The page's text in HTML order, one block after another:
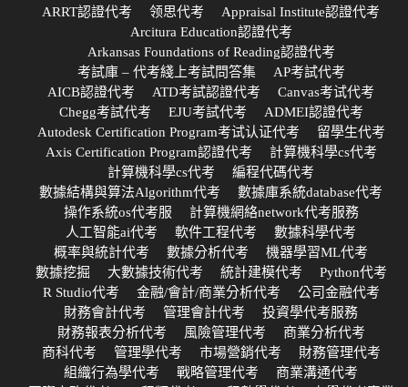
ARRT認證代考
领思代考
Appraisal Institute認證代考
Arcitura Education認證代考
Arkansas Foundations of Reading認證代考
考試庫 – 代考綫上考試問答集
AP考試代考
AICB認證代考
ATD考試認證代考
Canvas考试代考
Chegg考試代考
EJU考試代考
ADMEI認證代考
Autodesk Certification Program考试认证代考
留學生代考
Axis Certification Program認證代考
計算機科學cs代考
計算機科學cs代考
編程代碼代考
數據結構與算法Algorithm代考
數據庫系統database代考
操作系統os代考服
計算機網絡network代考服務
人工智能ai代考
軟件工程代考
數據科學代考
概率與統計代考
數據分析代考
機器學習ML代考
數據挖掘
大數據技術代考 統計建模代考
Python代考
R Studio代考
金融/會計/商業分析代考
公司金融代考
財務會計代考
管理會計代考
投資學代考服務
財務報表分析代考
風險管理代考
商業分析代考
商科代考
管理學代考 市場營銷代考
財務管理代考
組織行為學代考
戰略管理代考
商業溝通代考